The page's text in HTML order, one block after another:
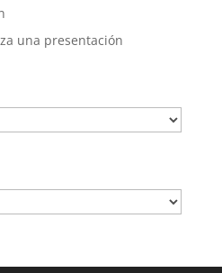
una presentación